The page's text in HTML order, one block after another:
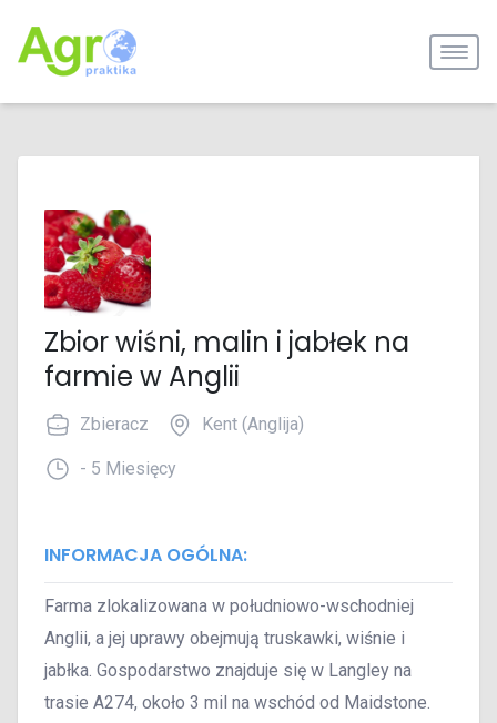
Zbior wiśni, malin i jabłek na
farmie w Anglii
Zbieracz Kent (Anglija)
- 5 Miesięcy
INFORMACJA OGÓLNA:
Farma zlokalizowana w południowo-wschodniej
Anglii, a jej uprawy obejmują truskawki, wiśnie i
jabłka. Gospodarstwo znajduje się w Langley na
trasie A274, około 3 mil na wschód od Maidstone.